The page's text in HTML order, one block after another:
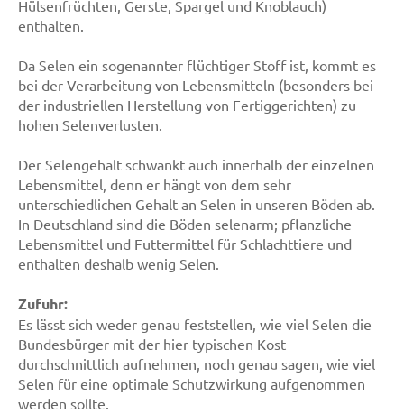
Hülsenfrüchten, Gerste, Spargel und Knoblauch)
enthalten.
Da Selen ein sogenannter flüchtiger Stoff ist, kommt es
bei der Verarbeitung von Lebensmitteln (besonders bei
der industriellen Herstellung von Fertiggerichten) zu
hohen Selenverlusten.
Der Selengehalt schwankt auch innerhalb der einzelnen
Lebensmittel, denn er hängt von dem sehr
unterschiedlichen Gehalt an Selen in unseren Böden ab.
In Deutschland sind die Böden selenarm; pflanzliche
Lebensmittel und Futtermittel für Schlachttiere und
enthalten deshalb wenig Selen.
Zufuhr:
Es lässt sich weder genau feststellen, wie viel Selen die
Bundesbürger mit der hier typischen Kost
durchschnittlich aufnehmen, noch genau sagen, wie viel
Selen für eine optimale Schutzwirkung aufgenommen
werden sollte.